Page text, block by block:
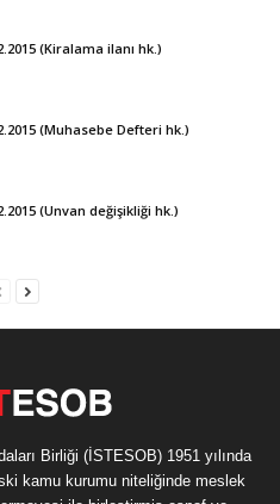
(Kiralama ilanı hk.)
(Muhasebe Defteri hk.)
(Unvan değişikliği hk.)
Birliği (İSTESOB) 1951 yılında
kamu kurumu niteliğinde meslek